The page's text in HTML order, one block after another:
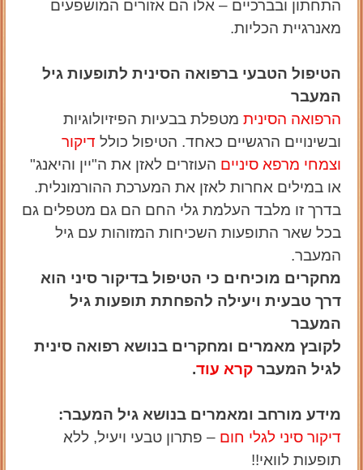
התחתון ובברכיים – אלו הם אזורים המושפעים
מאנרגיית הכליות.
הטיפול הטבעי ברפואה הסינית לתופעות גיל
המעבר
הרפואה הסינית מטפלת בבעיות הפיזיולוגיות
ובשינויים הרגשיים כאחד. הטיפול כולל דיקור
וצמחי מרפא סיניים העוזרים לאזן את ה"יין והיאנג"
או במילים אחרות לאזן את המערכת ההורמונלית.
בדרך זו מלבד העלמת גלי החם הם גם מטפלים גם
בכל שאר התופעות השכיחות המזוהות עם גיל
המעבר.
מחקרים מוכיחים כי הטיפול בדיקור סיני הוא
דרך טבעית ויעילה להפחתת תופעות גיל
המעבר
לקובץ מאמרים ומחקרים בנושא רפואה סינית
לגיל המעבר קרא עוד.
מידע מורחב ומאמרים בנושא גיל המעבר:
דיקור סיני לגלי חום – פתרון טבעי ויעיל, ללא
תופעות לוואי!!